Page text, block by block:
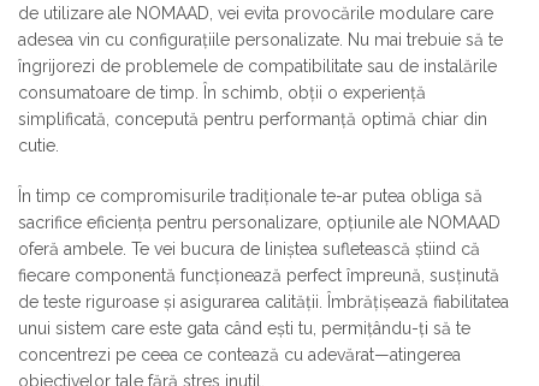
de utilizare ale NOMAAD, vei evita provocările modulare care
adesea vin cu configurațiile personalizate. Nu mai trebuie să te
îngrijorezi de problemele de compatibilitate sau de instalările
consumatoare de timp. În schimb, obții o experiență
simplificată, concepută pentru performanță optimă chiar din
cutie.
În timp ce compromisurile tradiționale te-ar putea obliga să
sacrifice eficiența pentru personalizare, opțiunile ale NOMAAD
oferă ambele. Te vei bucura de liniștea sufletească știind că
fiecare componentă funcționează perfect împreună, susținută
de teste riguroase și asigurarea calității. Îmbrățișează fiabilitatea
unui sistem care este gata când ești tu, permițându-ți să te
concentrezi pe ceea ce contează cu adevărat—atingerea
obiectivelor tale fără stres inutil.